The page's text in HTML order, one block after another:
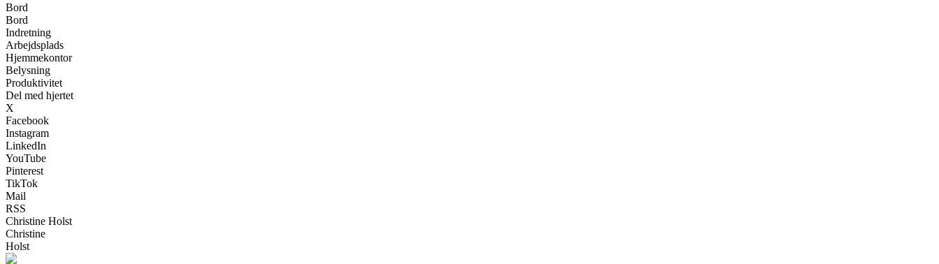
Bord
Bord
Indretning
Arbejdsplads
Hjemmekontor
Belysning
Produktivitet
Del med hjertet
X
Facebook
Instagram
LinkedIn
YouTube
Pinterest
TikTok
Mail
RSS
Christine Holst
Christine
Holst